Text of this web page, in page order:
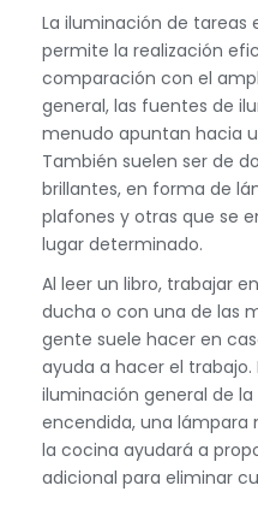
La iluminación de tareas
permite la realización
comparación con el
general, las fuentes de
menudo apuntan hacia
También suelen ser de
brillantes, en forma de
plafones y otras que se
lugar determinado.
Al leer un libro, trabajar
ducha o con una de las
gente suele hacer en
ayuda a hacer el
iluminación general de
encendida, una lámpara
la cocina ayudará a
adicional para eliminar